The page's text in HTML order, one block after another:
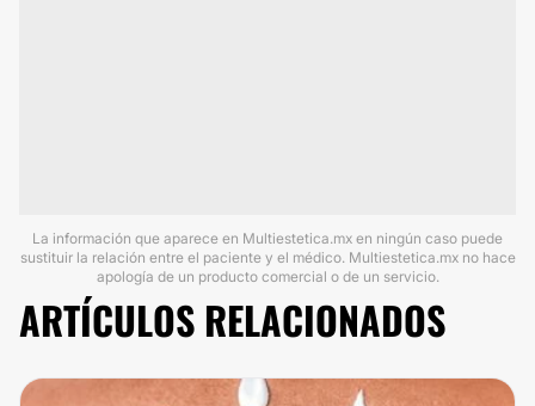
La información que aparece en Multiestetica.mx en ningún caso puede
sustituir la relación entre el paciente y el médico. Multiestetica.mx no hace
apología de un producto comercial o de un servicio.
ARTÍCULOS RELACIONADOS